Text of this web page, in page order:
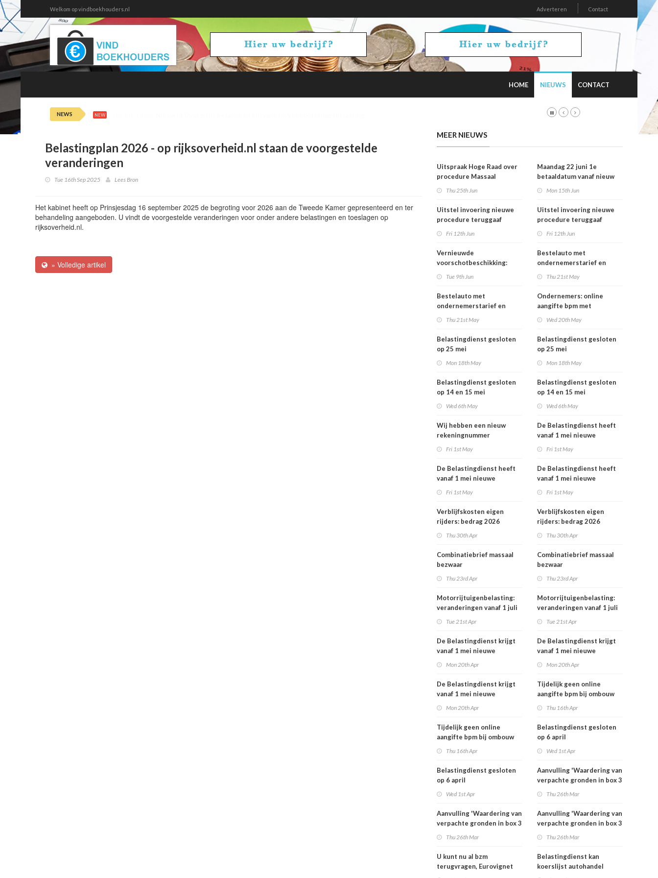
Welkom op vindboekhouders.nl Adverteren Contact
HOME NIEUWS CONTACT
NEWS NEW
Belastingplan 2026 - op rijksoverheid.nl staan de voorgestelde
veranderingen
Tue 16th Sep 2025 Lees Bron
Het kabinet heeft op Prinsjesdag 16 september 2025 de begroting voor 2026 aan de Tweede Kamer gepresenteerd en ter
behandeling aangeboden. U vindt de voorgestelde veranderingen voor onder andere belastingen en toeslagen op
rijksoverheid.nl.
» Volledige artikel
MEER NIEUWS
Uitspraak Hoge Raad over
procedure Massaal
Thu 25th Jun
Uitstel invoering nieuwe
procedure teruggaaf
Fri 12th Jun
Vernieuwde
voorschotbeschikking:
Tue 9th Jun
Bestelauto met
ondernemerstarief en
tijdelijk minder
motorrijtuigenbelasting
Thu 21st May
Belastingdienst gesloten
op 25 mei
Mon 18th May
Belastingdienst gesloten
op 14 en 15 mei
Wed 6th May
Wij hebben een nieuw
rekeningnummer
Fri 1st May
De Belastingdienst heeft
vanaf 1 mei nieuwe
Fri 1st May
Verblijfskosten eigen
rijders: bedrag 2026
Thu 30th Apr
Combinatiebrief massaal
bezwaar
niet meer mogelijk
Thu 23rd Apr
Motorrijtuigenbelasting:
veranderingen vanaf 1 juli
Tue 21st Apr
De Belastingdienst krijgt
vanaf 1 mei nieuwe
Mon 20th Apr
De Belastingdienst krijgt
vanaf 1 mei nieuwe
Mon 20th Apr
Tijdelijk geen online
aangifte bpm bij ombouw
Thu 16th Apr
Belastingdienst gesloten
op 6 april
Wed 1st Apr
Aanvulling 'Waardering van
verpachte gronden in box 3
Thu 26th Mar
U kunt nu al bzm
terugvragen, Eurovignet
Maandag 22 juni 1e
betaaldatum vanaf nieuw
Mon 15th Jun
Uitstel invoering nieuwe
procedure teruggaaf
Fri 12th Jun
Bestelauto met
ondernemerstarief en
tijdelijk minder
motorrijtuigenbelasting
Thu 21st May
Ondernemers: online
aangifte bpm met
Wed 20th May
Belastingdienst gesloten
op 25 mei
Mon 18th May
Belastingdienst gesloten
op 14 en 15 mei
Wed 6th May
De Belastingdienst heeft
vanaf 1 mei nieuwe
Fri 1st May
De Belastingdienst heeft
vanaf 1 mei nieuwe
Fri 1st May
Verblijfskosten eigen
rijders: bedrag 2026
Thu 30th Apr
Combinatiebrief massaal
bezwaar
niet meer mogelijk
Thu 23rd Apr
Motorrijtuigenbelasting:
veranderingen vanaf 1 juli
Tue 21st Apr
De Belastingdienst krijgt
vanaf 1 mei nieuwe
Mon 20th Apr
Tijdelijk geen online
aangifte bpm bij ombouw
Thu 16th Apr
Belastingdienst gesloten
op 6 april
Wed 1st Apr
Aanvulling 'Waardering van
verpachte gronden in box 3
Thu 26th Mar
Aanvulling 'Waardering van
verpachte gronden in box 3
Thu 26th Mar
Belastingdienst kan
koerslijst autohandel